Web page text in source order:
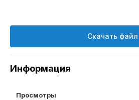
Скачать файл
Информация
Просмотры